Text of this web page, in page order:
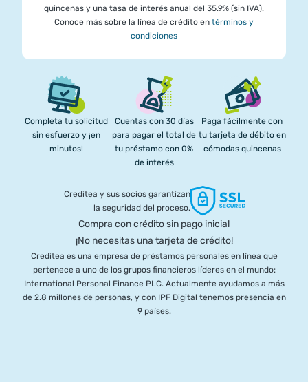
quincenas y una tasa de interés anual del 35.9% (sin IVA).
Conoce más sobre la línea de crédito en términos y
condiciones
Completa tu solicitud
sin esfuerzo y ¡en
minutos!
Cuentas con 30 días
para pagar el total de
tu préstamo con 0%
de interés
Paga fácilmente con
tu tarjeta de débito en
cómodas quincenas
Creditea y sus socios garantizan
la seguridad del proceso.
Compra con crédito sin pago inicial
¡No necesitas una tarjeta de crédito!
Creditea es una empresa de préstamos personales en línea que
pertenece a uno de los grupos financieros líderes en el mundo:
International Personal Finance PLC. Actualmente ayudamos a más
de 2.8 millones de personas, y con IPF Digital tenemos presencia en
9 países.